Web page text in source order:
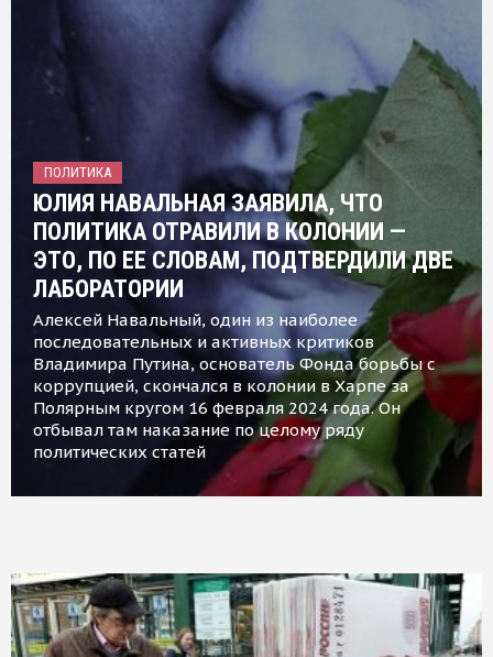
ПОЛИТИКА
ЮЛИЯ НАВАЛЬНАЯ ЗАЯВИЛА, ЧТО
ПОЛИТИКА ОТРАВИЛИ В КОЛОНИИ —
ЭТО, ПО ЕЕ СЛОВАМ, ПОДТВЕРДИЛИ ДВЕ
ЛАБОРАТОРИИ
Алексей Навальный, один из наиболее
последовательных и активных критиков
Владимира Путина, основатель Фонда борьбы с
коррупцией, скончался в колонии в Харпе за
Полярным кругом 16 февраля 2024 года. Он
отбывал там наказание по целому ряду
политических статей